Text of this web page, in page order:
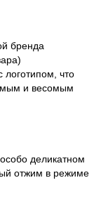
бренда
логотипом, что
и весомым
деликатном
отжим в режиме